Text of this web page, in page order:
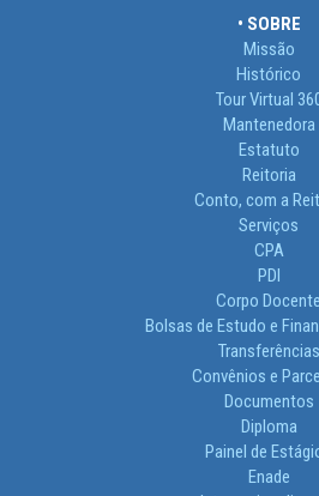
• SOBRE
Missão
Histórico
Tour Virtual
Mantenedora
Estatuto
Reitoria
Conto, com a
Serviços
CPA
PDI
Corpo Docente
Bolsas de Estudo e
Transferências
Convênios e
Documentos
Diploma
Painel de
Enade